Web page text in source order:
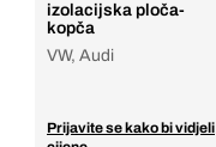
izolacijska ploča-
kopča
VW, Audi
Prijavite se kako bi vidjeli